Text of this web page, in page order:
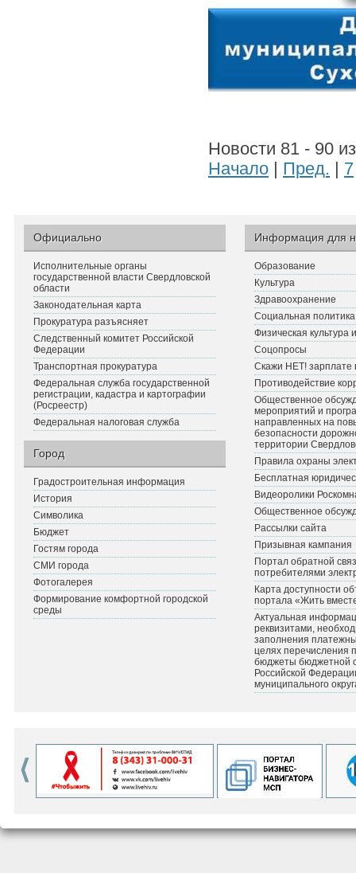
Новости 81 - 90
Начало
Пред. 7
Официально
Исполнительные органы
государственной власти Свердловской
области
Законодательная карта
Прокуратура разъясняет
Следственный комитет Российской
Федерации
Транспортная прокуратура
Федеральная служба государственной
регистрации, кадастра и картографии
(Росреестр)
Федеральная налоговая служба
Город
Градостроительная информация
История
Символика
Бюджет
Гостям города
СМИ города
Фотогалерея
Формирование комфортной городской
среды
Информация для
Образование
Культура
Здравоохранение
Социальная политика
Физическая культура
Соцопросы
Скажи НЕТ! зарплате
Противодействие
Общественное
мероприятий и
направленных на
безопасности
территории
Правила охраны
Бесплатная
Видеоролики
Общественное
Рассылки сайта
Призывная кампания
Портал обратной
потребителями
Карта доступности
портала «Жить
Актуальная
реквизитами,
заполнения
целях перечисления
бюджеты бюджетной
Российской
муниципального